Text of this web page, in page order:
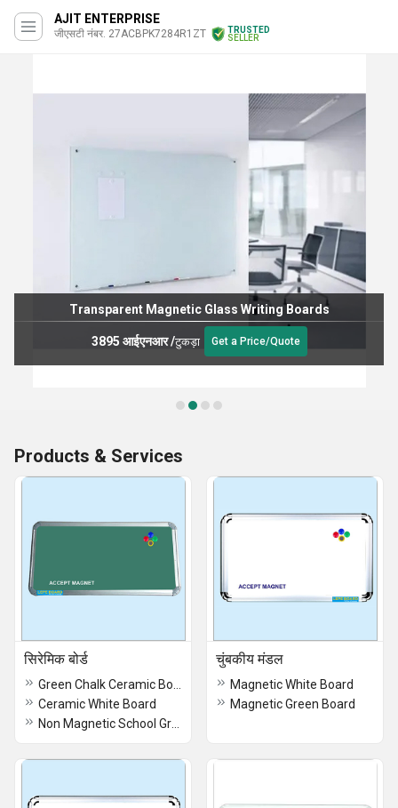
AJIT ENTERPRISE
जीएसटी नंबर. 27ACBPK7284R1ZT
TRUSTED
SELLER
Transparent Magnetic Glass Writing Boards
3895 आईएनआर/टुकड़ा Get a Price/Quote
Products & Services
सिरेमिक बोर्ड
Ceramic White Board
चुंबकीय मंडल
Magnetic White Board
Magnetic Green Board